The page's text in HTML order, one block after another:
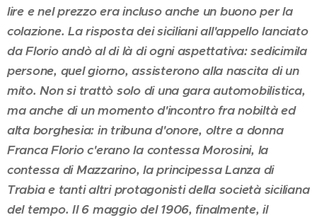
lire e nel prezzo era incluso anche un buono per la
colazione. La risposta dei siciliani all'appello lanciato
da Florio andò al di là di ogni aspettativa: sedicimila
persone, quel giorno, assisterono alla nascita di un
mito. Non si trattò solo di una gara automobilistica,
ma anche di un momento d'incontro fra nobiltà ed
alta borghesia: in tribuna d'onore, oltre a donna
Franca Florio c'erano la contessa Morosini, la
contessa di Mazzarino, la principessa Lanza di
Trabia e tanti altri protagonisti della società siciliana
del tempo. Il 6 maggio del 1906, finalmente, il